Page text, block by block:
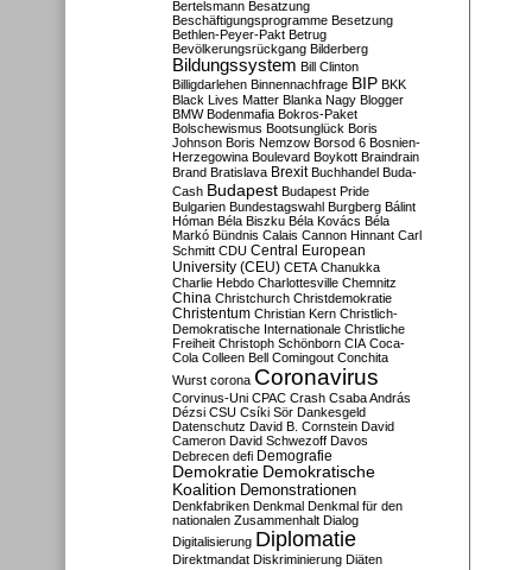
Bertelsmann Besatzung
Beschäftigungsprogramme Besetzung
Bethlen-Peyer-Pakt Betrug
Bevölkerungsrückgang Bilderberg
Bildungssystem Bill Clinton
Billigdarlehen Binnennachfrage BIP BKK
Black Lives Matter Blanka Nagy Blogger
BMW Bodenmafia Bokros-Paket
Bolschewismus Bootsunglück Boris
Johnson Boris Nemzow Borsod 6 Bosnien-
Herzegowina Boulevard Boykott Braindrain
Brand Bratislava Brexit Buchhandel Buda-
Cash Budapest Budapest Pride
Bulgarien Bundestagswahl Burgberg Bálint
Hóman Béla Biszku Béla Kovács Béla
Markó Bündnis Calais Cannon Hinnant Carl
Schmitt CDU Central European
University (CEU) CETA Chanukka
Charlie Hebdo Charlottesville Chemnitz
China Christchurch Christdemokratie
Christentum Christian Kern Christlich-
Demokratische Internationale Christliche
Freiheit Christoph Schönborn CIA Coca-
Cola Colleen Bell Comingout Conchita
Wurst corona Coronavirus
Corvinus-Uni CPAC Crash Csaba András
Dézsi CSU Csíki Sör Dankesgeld
Datenschutz David B. Cornstein David
Cameron David Schwezoff Davos
Debrecen defi Demografie
Demokratie Demokratische
Koalition Demonstrationen
Denkfabriken Denkmal Denkmal für den
nationalen Zusammenhalt Dialog
Digitalisierung Diplomatie
Direktmandat Diskriminierung Diäten